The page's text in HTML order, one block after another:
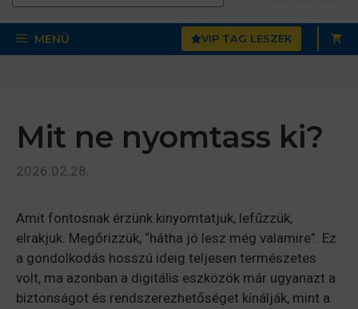
MENÜ VIP TAG LESZEK
Mit ne nyomtass ki?
2026.02.28.
Amit fontosnak érzünk kinyomtatjuk, lefűzzük,
elrakjuk. Megőrizzük, “hátha jó lesz még valamire”. Ez
a gondolkodás hosszú ideig teljesen természetes
volt, ma azonban a digitális eszközök már ugyanazt a
biztonságot és rendszerezhetőséget kínálják, mint a